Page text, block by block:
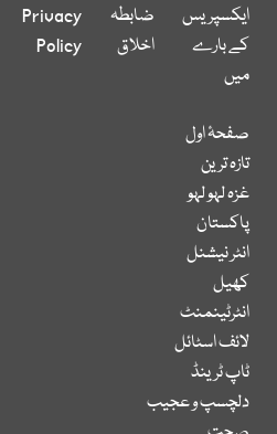
ایکسپریس
کے بارے
میں
ضابطہ
اخلاق
Privacy
Policy
صفحۂ اول
تازہ ترین
غزہ لہو لہو
پاکستان
انٹر نیشنل
کھیل
انٹرٹینمنٹ
لائف اسٹائل
ٹاپ ٹرینڈ
دلچسپ و عجیب